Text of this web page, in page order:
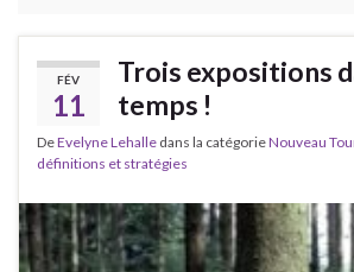
FÉV
11
Trois expositions
temps !
DeEvelyne Lehalle dans la catégorieNouveau
définitions et stratégies